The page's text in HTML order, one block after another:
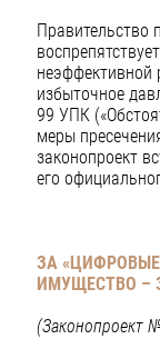
Правительство
неэффективной
избыточное
99 УПК
меры
законопроект
его
ЗА
ИМУЩЕСТВО –
(Законопроект